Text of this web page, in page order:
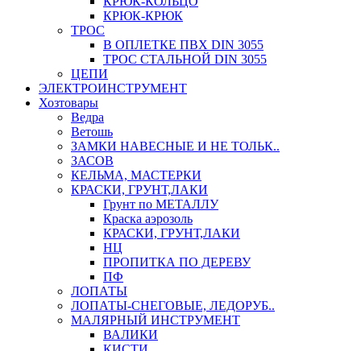
КРЮК-КРЮК
ТРОС
В ОПЛЕТКЕ ПВХ DIN 3055
ТРОС СТАЛЬНОЙ DIN 3055
ЦЕПИ
ЭЛЕКТРОИНСТРУМЕНТ
Хозтовары
Ведра
Ветошь
ЗАМКИ НАВЕСНЫЕ И НЕ ТОЛЬК..
ЗАСОВ
КЕЛЬМА, МАСТЕРКИ
КРАСКИ, ГРУНТ,ЛАКИ
Грунт по МЕТАЛЛУ
Краска аэрозоль
КРАСКИ, ГРУНТ,ЛАКИ
НЦ
ПРОПИТКА ПО ДЕРЕВУ
ПФ
ЛОПАТЫ
ЛОПАТЫ-СНЕГОВЫЕ, ЛЕДОРУБ..
МАЛЯРНЫЙ ИНСТРУМЕНТ
ВАЛИКИ